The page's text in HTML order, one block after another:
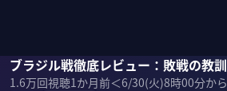
ブラジル戦徹底レビュー：敗戦の教訓
1.6万回視聴1か月前
ミムラユウスケ木崎伸也佐々木紀彦